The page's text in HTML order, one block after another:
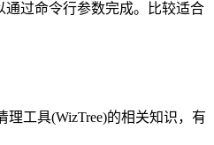
通过命令行参数完成。比较适合
工具(WizTree)的相关知识，有